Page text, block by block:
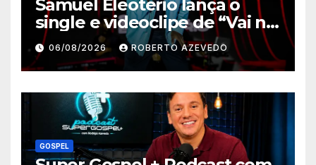
Samuel Eleoterio lança o
single e videoclipe de “Vai na
Marcha”
06/08/2026 ROBERTO AZEVEDO
GOSPEL